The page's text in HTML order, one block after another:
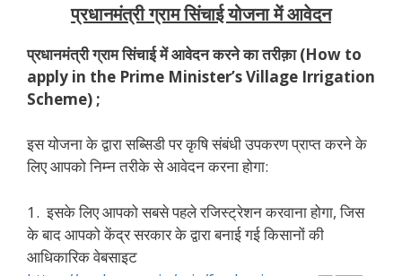
प्रधानमंत्री ग्राम सिंचाई योजना में आवेदन
प्रधानमंत्रीग्रामसिंचाईमेंआवेदनकरनेकातरीक़ा(How to
apply in the Prime Minister’s Village Irrigation
Scheme) ;
इस योजना के द्वारा सब्सिडी पर कृषि संबंधी उपकरण प्राप्त करने के
लिए आपको निम्न तरीके से आवेदन करना होगा:
1. इसके लिए आपको सबसे पहले रजिस्ट्रेशन करवाना होगा, जिस
के बाद आपको केंद्र सरकार के द्वारा बनाई गई किसानों की
आधिकारिक वेबसाइट